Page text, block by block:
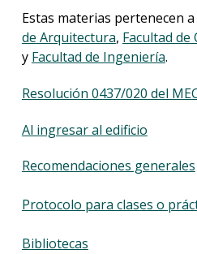
Estas materias pertenecen
de Arquitectura, Facultad de
y Facultad de Ingeniería.
Resolución 0437/020 del
Al ingresar al edificio
Recomendaciones generales
Protocolo para clases o
Bibliotecas